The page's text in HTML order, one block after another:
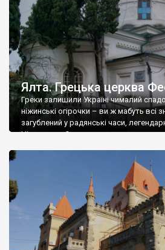
Ялта. Грецька церква
Греки залишили Україні чималий
ніжинські огірочки – ви ж мабуть всі
загублений у радянські часи,
Ніжин греки?